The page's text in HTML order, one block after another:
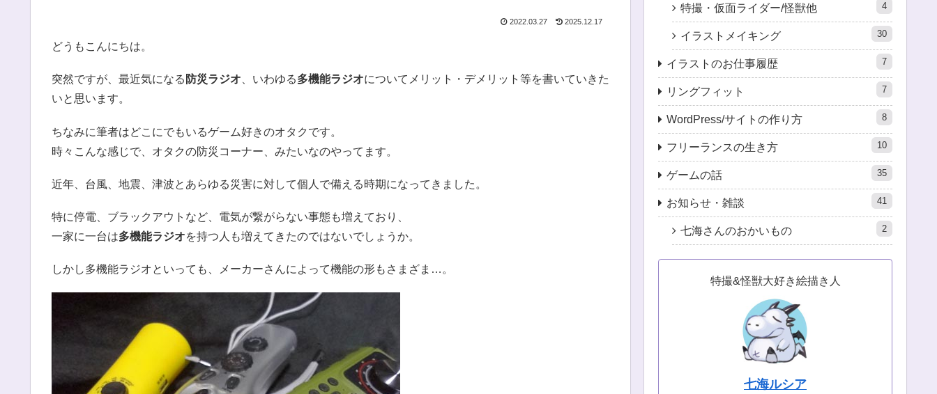
2022.03.27 2025.12.17
どうもこんにちは。
突然ですが、最近気になる 防災ラジオ 、いわゆる多機能ラジオについてメリット・デメリット等を書いていきた
いと思います。
ちなみに筆者はどこにでもいるゲーム好きのオタクです。
時々こんな感じで、オタクの防災コーナー、みたいなのやってます。
近年、台風、地震、津波とあらゆる災害に対して個人で備える時期になってきました。
特に停電、ブラックアウトなど、電気が繋がらない事態も増えており、
一家に一台は多機能ラジオを持つ人も増えてきたのではないでしょうか。
しかし多機能ラジオといっても、メーカーさんによって機能の形もさまざま…。
特撮・仮面ライダー/怪獣他 4
イラストメイキング 30
イラストのお仕事履歴 7
リングフィット 7
WordPress/サイトの作り方 8
フリーランスの生き方 10
ゲームの話 35
お知らせ・雑談 41
七海さんのおかいもの 2
特撮&怪獣大好き絵描き人
七海ルシア